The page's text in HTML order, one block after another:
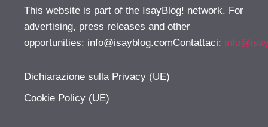
This website is part of the IsayBlog! network. For
advertising, press releases and other
opportunities: info@isayblog.comContattaci:
Dichiarazione sulla Privacy (UE)
Cookie Policy (UE)